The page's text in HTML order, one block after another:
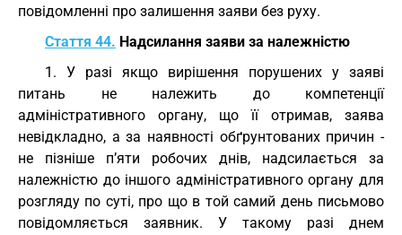
повідомленні про залишення заяви без руху.
Стаття 44. Надсилання заяви за належністю
1. У разі якщо вирішення порушених у заяві
питань не належить до компетенції
адміністративного органу, що її отримав, заява
невідкладно, а за наявності обґрунтованих причин -
не пізніше п’яти робочих днів, надсилається за
належністю до іншого адміністративного органу для
розгляду по суті, про що в той самий день письмово
повідомляється заявник. У такому разі днем